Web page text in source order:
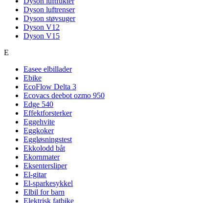
Dyson luftrenser
Dyson støvsuger
Dyson V12
Dyson V15
E
Easee elbillader
Ebike
EcoFlow Delta 3
Ecovacs deebot ozmo 950
Edge 540
Effektforsterker
Eggehvite
Eggkoker
Eggløsningstest
Ekkolodd båt
Ekornmater
Eksentersliper
El-gitar
El-sparkesykkel
Elbil for barn
Elektrisk fatbike